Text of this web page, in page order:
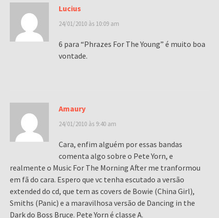
Lucius
24/01/2010 às 10:09 am
6 para “Phrazes For The Young” é muito boa
vontade.
Amaury
24/01/2010 às 9:40 am
Cara, enfim alguém por essas bandas
comenta algo sobre o Pete Yorn, e
realmente o Music For The Morning After me tranformou
em fã do cara. Espero que vc tenha escutado a versão
extended do cd, que tem as covers de Bowie (China Girl),
Smiths (Panic) e a maravilhosa versão de Dancing in the
Dark do Boss Bruce. Pete Yorn é classe A.